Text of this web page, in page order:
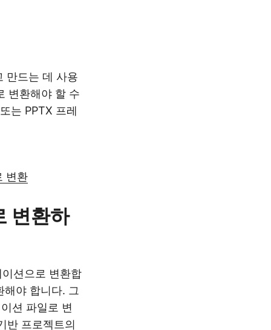
만드는 데 사용
변환해야 할 수
는 PPTX 프레
변환
변환하
션으로 변환합
야 합니다. 그
션 파일로 변
반 프로젝트의